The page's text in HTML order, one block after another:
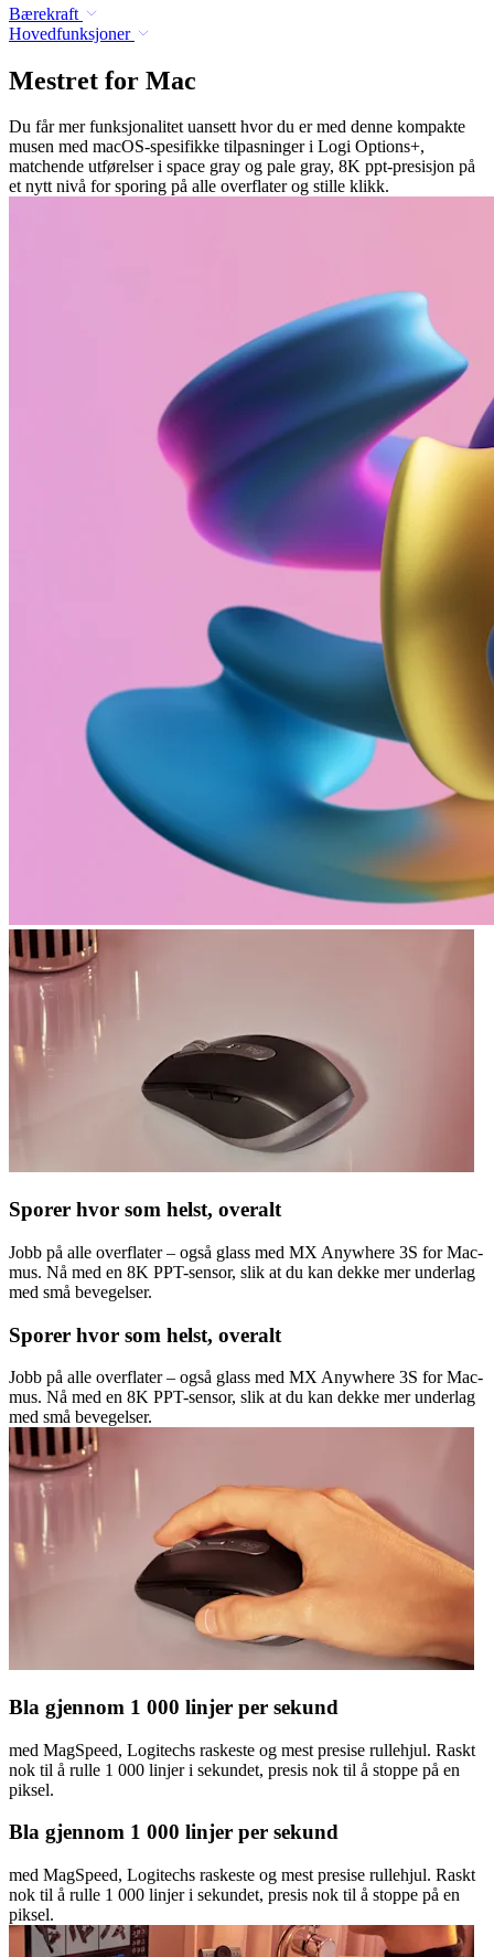
Bærekraft
Hovedfunksjoner
Mestret for Mac
Du får mer funksjonalitet uansett hvor du er med denne kompakte
musen med macOS-spesifikke tilpasninger i Logi Options+,
matchende utførelser i space gray og pale gray, 8K ppt-presisjon på
et nytt nivå for sporing på alle overflater og stille klikk.
Sporer hvor som helst, overalt
Jobb på alle overflater – også glass med MX Anywhere 3S for Mac-
mus. Nå med en 8K PPT-sensor, slik at du kan dekke mer underlag
med små bevegelser.
Sporer hvor som helst, overalt
Jobb på alle overflater – også glass med MX Anywhere 3S for Mac-
mus. Nå med en 8K PPT-sensor, slik at du kan dekke mer underlag
med små bevegelser.
Bla gjennom 1 000 linjer per sekund
med MagSpeed, Logitechs raskeste og mest presise rullehjul. Raskt
nok til å rulle 1 000 linjer i sekundet, presis nok til å stoppe på en
piksel.
Bla gjennom 1 000 linjer per sekund
med MagSpeed, Logitechs raskeste og mest presise rullehjul. Raskt
nok til å rulle 1 000 linjer i sekundet, presis nok til å stoppe på en
piksel.